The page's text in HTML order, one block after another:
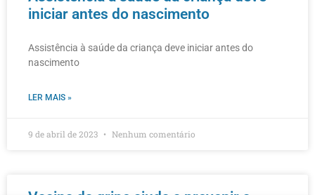
iniciar antes do nascimento
Assistência à saúde da criança deve iniciar antes do
nascimento
LER MAIS »
9 de abril de 2023 Nenhum comentário